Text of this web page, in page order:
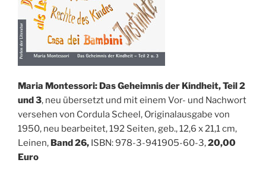
Maria Montessori: Das Geheimnis der Kindheit, Teil 2
und 3, neu übersetzt und mit einem Vor- und Nachwort
versehen von Cordula Scheel, Originalausgabe von
1950, neu bearbeitet, 192 Seiten, geb., 12,6 x 21,1 cm,
Leinen, Band 26, ISBN: 978-3-941905-60-3,20,00
Euro